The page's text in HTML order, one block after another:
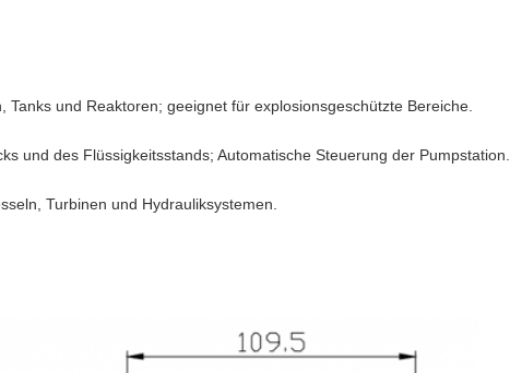
und Reaktoren; geeignet für explosionsgeschützte Bereiche.
und des Flüssigkeitsstands; Automatische Steuerung der Pumpstation.
Turbinen und Hydrauliksystemen.